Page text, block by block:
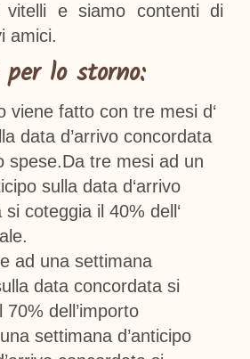
vitelli e siamo contenti di
amici.
per lo storno:
viene fatto con tre mesi d‘
data d’arrivo concordata
spese.Da tre mesi ad un
sulla data d‘arrivo
coteggia il 40% dell‘
ad una settimana
data concordata si
70% dell’importo
settimana d’anticipo